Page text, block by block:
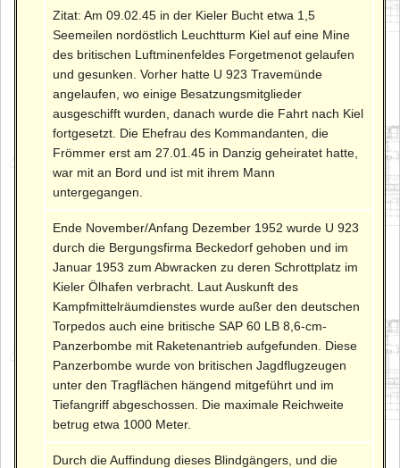
Zitat: Am 09.02.45 in der Kieler Bucht etwa 1,5
Seemeilen nordöstlich Leuchtturm Kiel auf eine Mine
des britischen Luftminenfeldes Forgetmenot gelaufen
und gesunken. Vorher hatte U 923 Travemünde
angelaufen, wo einige Besatzungsmitglieder
ausgeschifft wurden, danach wurde die Fahrt nach Kiel
fortgesetzt. Die Ehefrau des Kommandanten, die
Frömmer erst am 27.01.45 in Danzig geheiratet hatte,
war mit an Bord und ist mit ihrem Mann
untergegangen.
Ende November/Anfang Dezember 1952 wurde U 923
durch die Bergungsfirma Beckedorf gehoben und im
Januar 1953 zum Abwracken zu deren Schrottplatz im
Kieler Ölhafen verbracht. Laut Auskunft des
Kampfmittelräumdienstes wurde außer den deutschen
Torpedos auch eine britische SAP 60 LB 8,6-cm-
Panzerbombe mit Raketenantrieb aufgefunden. Diese
Panzerbombe wurde von britischen Jagdflugzeugen
unter den Tragflächen hängend mitgeführt und im
Tiefangriff abgeschossen. Die maximale Reichweite
betrug etwa 1000 Meter.
Durch die Auffindung dieses Blindgängers, und die